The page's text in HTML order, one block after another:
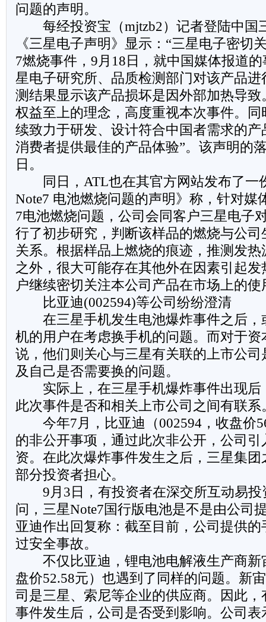
问题的声明。
每经投资宝（mjtzb2）记者登陆中国
《三星电子声明》显示：“三星电子密切
7燃烧事件，9月18日，就中国媒体报道
星电子研究所、品质检测部门对该产品
测结果显示该产品损坏是因外部加热导
权益至上的理念，高度重视本次事件。
续致力于研发、设计符合中国者需求的
消费者提供最佳的产品体验”。该声明的
日。
同日，ATL也在其官方网站发布了一
Note7 电池燃烧问题的声明》称，针对媒
7电池燃烧问题，公司会同客户三星电子
行了初步研究，判断该样品的燃烧与公
关系。根据样品上燃烧的痕迹，推测发
之外，很大可能存在其他外在因素引起
户继续密切关注本公司产品在市场上的使
比亚迪(002594)等公司纷纷澄清
在三星手机发生电池爆炸事件之后，
机的用户在考虑换手机的问题。而对于
说，他们则关心与三星有关联的上市公
及自己是否需要换的问题。
实际上，在三星手机爆炸事件出现后
此次事件是否和相关上市公司之间有联系
今年7月，比亚迪（002594，收盘价
的非公开事项，通过此次非公开，公司
资。在此次爆炸事件发生之后，三星集
部分投资者担心。
9月3日，有投资者在深交所互动易投
问，三星Note7国行版电池是不是由公司
亚迪作出回复称：截至目前，公司提供
过安全事故。
不仅比亚迪，锂电池电解液生产商新
盘价52.58元）也遇到了同样的问题。新
司是三星、索尼等企业的供应商。因此
事件发生后，公司是否受到影响。公司